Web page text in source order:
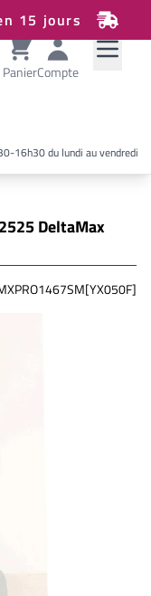
15 jours
PanierCompte
16h30 du lundi au vendredi
DeltaMax